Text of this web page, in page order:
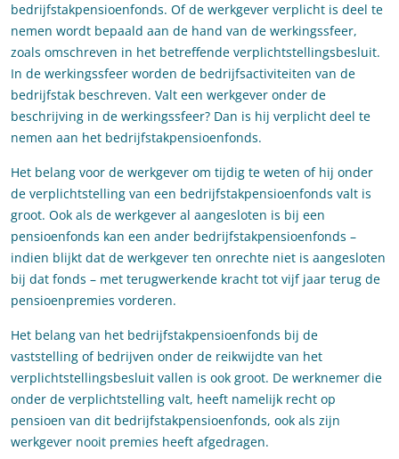
bedrijfstakpensioenfonds. Of de werkgever verplicht is deel te
nemen wordt bepaald aan de hand van de werkingssfeer,
zoals omschreven in het betreffende verplichtstellingsbesluit.
In de werkingssfeer worden de bedrijfsactiviteiten van de
bedrijfstak beschreven. Valt een werkgever onder de
beschrijving in de werkingssfeer? Dan is hij verplicht deel te
nemen aan het bedrijfstakpensioenfonds.
Het belang voor de werkgever om tijdig te weten of hij onder
de verplichtstelling van een bedrijfstakpensioenfonds valt is
groot. Ook als de werkgever al aangesloten is bij een
pensioenfonds kan een ander bedrijfstakpensioenfonds –
indien blijkt dat de werkgever ten onrechte niet is aangesloten
bij dat fonds – met terugwerkende kracht tot vijf jaar terug de
pensioenpremies vorderen.
Het belang van het bedrijfstakpensioenfonds bij de
vaststelling of bedrijven onder de reikwijdte van het
verplichtstellingsbesluit vallen is ook groot. De werknemer die
onder de verplichtstelling valt, heeft namelijk recht op
pensioen van dit bedrijfstakpensioenfonds, ook als zijn
werkgever nooit premies heeft afgedragen.